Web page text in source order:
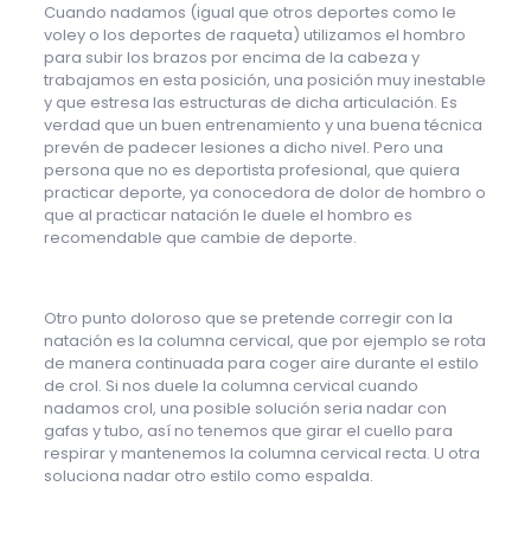
Cuando nadamos (igual que otros deportes como le
voley o los deportes de raqueta) utilizamos el hombro
para subir los brazos por encima de la cabeza y
trabajamos en esta posición, una posición muy inestable
y que estresa las estructuras de dicha articulación. Es
verdad que un buen entrenamiento y una buena técnica
prevén de padecer lesiones a dicho nivel. Pero una
persona que no es deportista profesional, que quiera
practicar deporte, ya conocedora de dolor de hombro o
que al practicar natación le duele el hombro es
recomendable que cambie de deporte.
Otro punto doloroso que se pretende corregir con la
natación es la columna cervical, que por ejemplo se rota
de manera continuada para coger aire durante el estilo
de crol. Si nos duele la columna cervical cuando
nadamos crol, una posible solución seria nadar con
gafas y tubo, así no tenemos que girar el cuello para
respirar y mantenemos la columna cervical recta. U otra
soluciona nadar otro estilo como espalda.